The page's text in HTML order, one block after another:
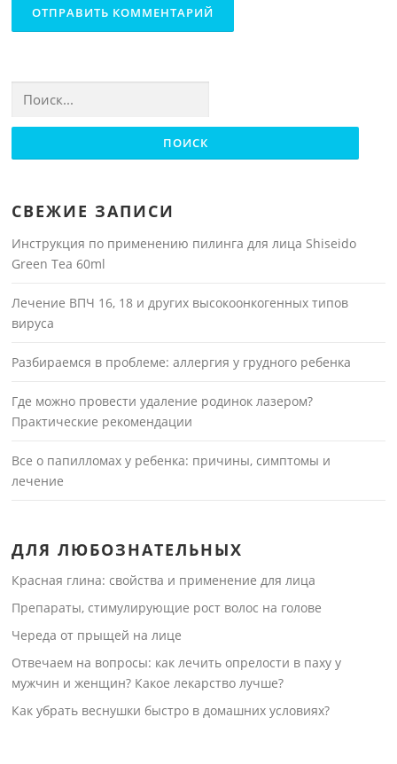
СВЕЖИЕ ЗАПИСИ
Инструкция по применению пилинга для лица Shiseido
Green Tea 60ml
Лечение ВПЧ 16, 18 и других высокоонкогенных типов
вируса
Разбираемся в проблеме: аллергия у грудного ребенка
Где можно провести удаление родинок лазером?
Практические рекомендации
Все о папилломах у ребенка: причины, симптомы и
лечение
ДЛЯ ЛЮБОЗНАТЕЛЬНЫХ
Красная глина: свойства и применение для лица
Препараты, стимулирующие рост волос на голове
Череда от прыщей на лице
Отвечаем на вопросы: как лечить опрелости в паху у
мужчин и женщин? Какое лекарство лучше?
Как убрать веснушки быстро в домашних условиях?